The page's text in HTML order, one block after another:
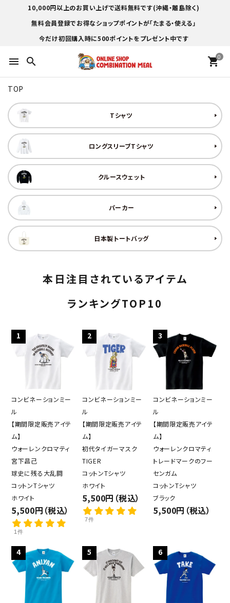
10,000円以上のお買い上げで送料無料です(沖縄・離島除く)
無料会員登録でお得なショップポイントが「たまる・使える」
今だけ初回購入時に500ポイントをプレゼント中です
menu search 0
shopping_cart
TOP
Tシャツ
ロングスリーブTシャツ
クルースウェット
パーカー
日本製トートバッグ
本日注目されているアイテム
ランキングTOP10
1
コンビネーションミー
ル
【期間限定販売アイテ
ム】
ウォーレンクロマティ
宮下昌己
球史に残る大乱闘
コットンTシャツ
ホワイト
5,500円（税込）
1件
2
コンビネーションミー
ル
【期間限定販売アイテ
ム】
初代タイガーマスク
TIGER
コットンTシャツ
ホワイト
5,500円（税込）
7件
3
コンビネーションミー
ル
【期間限定販売アイテ
ム】
ウォーレンクロマティ
トレードマークのフー
センガム
コットンTシャツ
ブラック
5,500円（税込）
4 5 6